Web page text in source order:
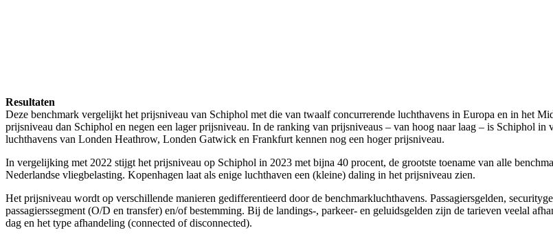
Resultaten
Deze benchmark vergelijkt het prijsniveau van Schiphol met die van twaalf concurrerende luchthavens in Europa en in het
prijsniveau dan Schiphol en negen een lager prijsniveau. In de ranking van prijsniveaus – van hoog naar laag – is Schiphol
luchthavens van Londen Heathrow, Londen Gatwick en Frankfurt kennen nog een hoger prijsniveau.
In vergelijking met 2022 stijgt het prijsniveau op Schiphol in 2023 met bijna 40 procent, de grootste toename van alle
Nederlandse vliegbelasting. Kopenhagen laat als enige luchthaven een (kleine) daling in het prijsniveau zien.
Het prijsniveau wordt op verschillende manieren gedifferentieerd door de benchmarkluchthavens. Passagiersgelden,
passagierssegment (O/D en transfer) en/of bestemming. Bij de landings-, parkeer- en geluidsgelden zijn de tarieven veelal
dag en het type afhandeling (connected of disconnected).